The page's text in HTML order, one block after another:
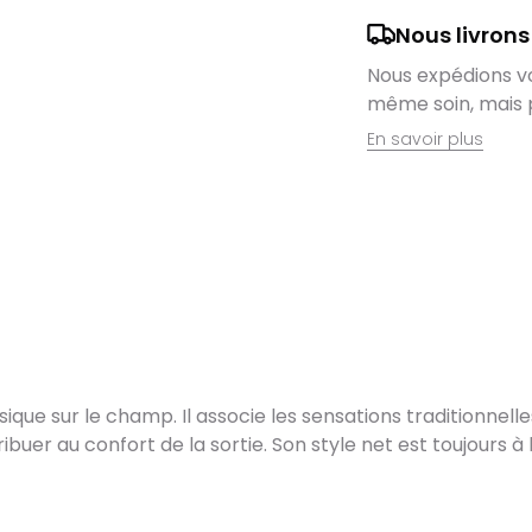
Nous livrons
Nous expédions
même soin,
En savoir plus
Livraison de
Après des
vélo est
sur le champ. Il associe les sensations
au confort de la sortie. Son style net est toujours à